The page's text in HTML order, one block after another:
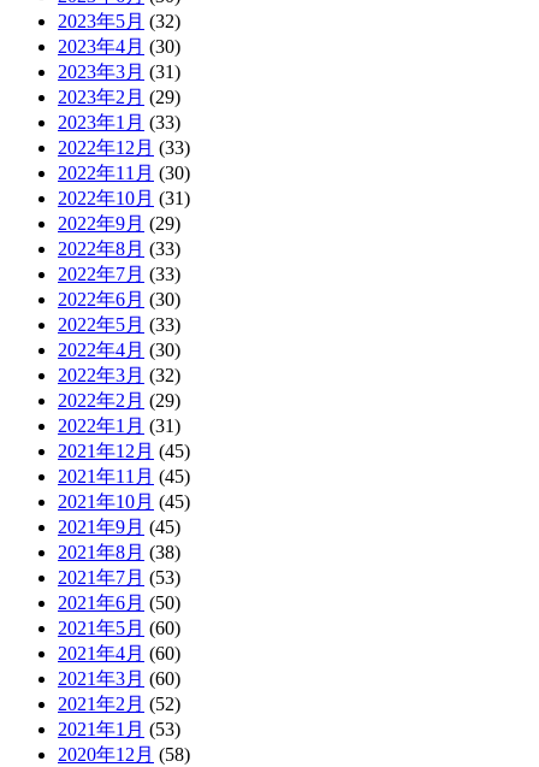
2023年5月 (32)
2023年4月 (30)
2023年3月 (31)
2023年2月 (29)
2023年1月 (33)
2022年12月 (33)
2022年11月 (30)
2022年10月 (31)
2022年9月 (29)
2022年8月 (33)
2022年7月 (33)
2022年6月 (30)
2022年5月 (33)
2022年4月 (30)
2022年3月 (32)
2022年2月 (29)
2022年1月 (31)
2021年12月 (45)
2021年11月 (45)
2021年10月 (45)
2021年9月 (45)
2021年8月 (38)
2021年7月 (53)
2021年6月 (50)
2021年5月 (60)
2021年4月 (60)
2021年3月 (60)
2021年2月 (52)
2021年1月 (53)
2020年12月 (58)